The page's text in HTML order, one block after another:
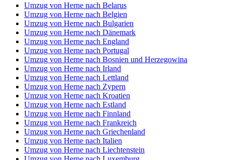
Umzug von Herne nach Belarus
Umzug von Herne nach Belgien
Umzug von Herne nach Bulgarien
Umzug von Herne nach Dänemark
Umzug von Herne nach England
Umzug von Herne nach Portugal
Umzug von Herne nach Bosnien und Herzegowina
Umzug von Herne nach Irland
Umzug von Herne nach Lettland
Umzug von Herne nach Zypern
Umzug von Herne nach Kroatien
Umzug von Herne nach Estland
Umzug von Herne nach Finnland
Umzug von Herne nach Frankreich
Umzug von Herne nach Griechenland
Umzug von Herne nach Italien
Umzug von Herne nach Liechtenstein